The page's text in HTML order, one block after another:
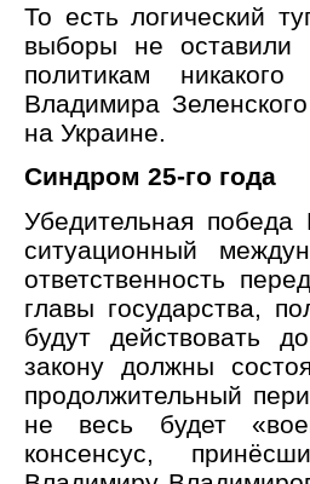
То есть логический
выборы не оставили
политикам
Владимира
на Украине.
Синдром 25-го года
Убедительная
ситуационный
ответственность
главы государства,
будут действовать
закону должны
продолжительный
не весь будет
консенсус,